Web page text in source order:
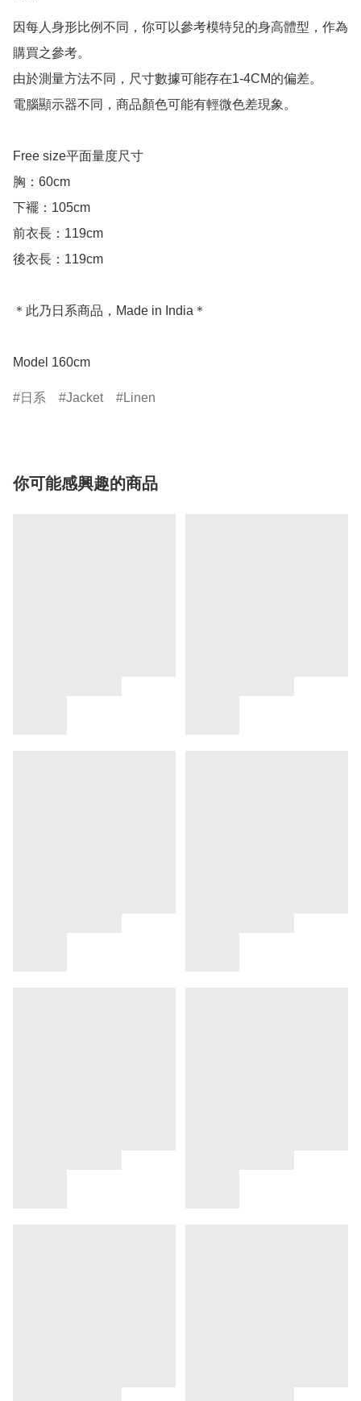
因每人身形比例不同，你可以參考模特兒的身高體型，作為
購買之參考。
由於測量方法不同，尺寸數據可能存在1-4CM的偏差。
電腦顯示器不同，商品顏色可能有輕微色差現象。
Free size平面量度尺寸
胸：60cm
下襬：105cm
前衣長：119cm
後衣長：119cm
＊此乃日系商品，Made in India＊
Model 160cm
日系 Jacket Linen
你可能感興趣的商品